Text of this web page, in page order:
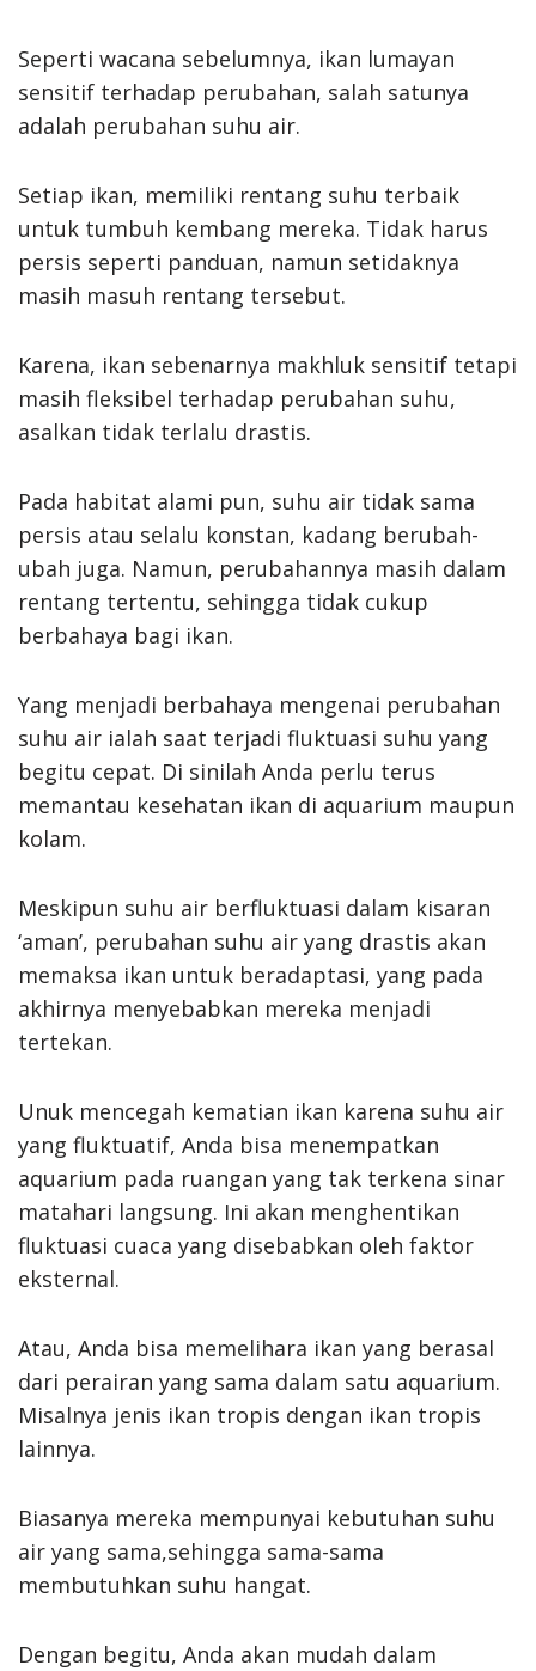
Seperti wacana sebelumnya, ikan lumayan
sensitif terhadap perubahan, salah satunya
adalah perubahan suhu air.
Setiap ikan, memiliki rentang suhu terbaik
untuk tumbuh kembang mereka. Tidak harus
persis seperti panduan, namun setidaknya
masih masuh rentang tersebut.
Karena, ikan sebenarnya makhluk sensitif tetapi
masih fleksibel terhadap perubahan suhu,
asalkan tidak terlalu drastis.
Pada habitat alami pun, suhu air tidak sama
persis atau selalu konstan, kadang berubah-
ubah juga. Namun, perubahannya masih dalam
rentang tertentu, sehingga tidak cukup
berbahaya bagi ikan.
Yang menjadi berbahaya mengenai perubahan
suhu air ialah saat terjadi fluktuasi suhu yang
begitu cepat. Di sinilah Anda perlu terus
memantau kesehatan ikan di aquarium maupun
kolam.
Meskipun suhu air berfluktuasi dalam kisaran
‘aman’, perubahan suhu air yang drastis akan
memaksa ikan untuk beradaptasi, yang pada
akhirnya menyebabkan mereka menjadi
tertekan.
Unuk mencegah kematian ikan karena suhu air
yang fluktuatif, Anda bisa menempatkan
aquarium pada ruangan yang tak terkena sinar
matahari langsung. Ini akan menghentikan
fluktuasi cuaca yang disebabkan oleh faktor
eksternal.
Atau, Anda bisa memelihara ikan yang berasal
dari perairan yang sama dalam satu aquarium.
Misalnya jenis ikan tropis dengan ikan tropis
lainnya.
Biasanya mereka mempunyai kebutuhan suhu
air yang sama,sehingga sama-sama
membutuhkan suhu hangat.
Dengan begitu, Anda akan mudah dalam